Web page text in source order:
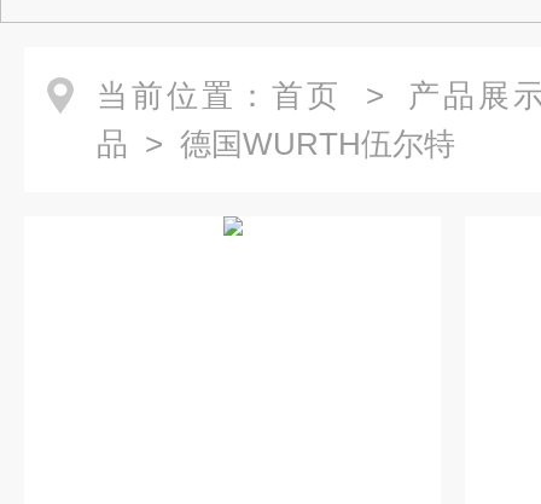
当前位置： 首页 > 产品展
品 > 德国WURTH伍尔特